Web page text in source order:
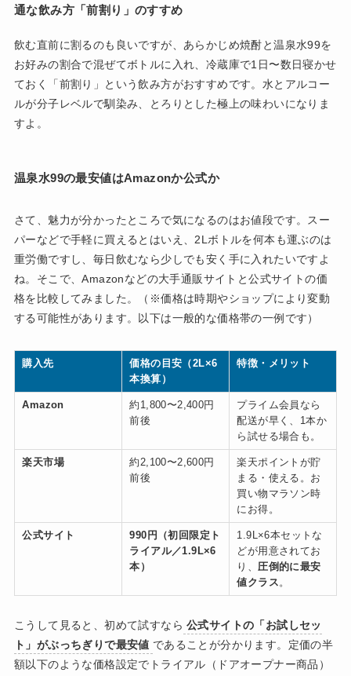
通な飲み方「前割り」のすすめ
飲む直前に割るのも良いですが、あらかじめ焼酎と温泉水99を
お好みの割合で混ぜてボトルに入れ、冷蔵庫で1日〜数日寝かせ
ておく「前割り」という飲み方がおすすめです。水とアルコー
ルが分子レベルで馴染み、とろりとした極上の味わいになりま
すよ。
温泉水99の最安値はAmazonか公式か
さて、魅力が分かったところで気になるのはお値段です。スー
パーなどで手軽に買えるとはいえ、2Lボトルを何本も運ぶのは
重労働ですし、毎日飲むなら少しでも安く手に入れたいですよ
ね。そこで、Amazonなどの大手通販サイトと公式サイトの価
格を比較してみました。（※価格は時期やショップにより変動
する可能性があります。以下は一般的な価格帯の一例です）
購入先
価格の目安（2L×6
本換算）
特徴・メリット
Amazon
約1,800〜2,400円
前後
プライム会員なら
配送が早く、1本か
ら試せる場合も。
楽天市場
約2,100〜2,600円
前後
楽天ポイントが貯
まる・使える。お
買い物マラソン時
にお得。
公式サイト
990円（初回限定ト
ライアル／1.9L×6
本）
1.9L×6本セットな
どが用意されてお
り、 圧倒的に最安
値クラス 。
こうして見ると、初めて試すなら 公式サイトの「お試しセッ
ト」がぶっちぎりで最安値 であることが分かります。定価の半
額以下のような価格設定でトライアル（ドアオープナー商品）